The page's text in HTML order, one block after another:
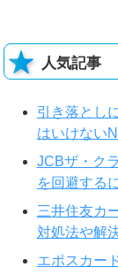
人気記事
引き落とし
はいけない
JCBザ・ク
を回避する
三井住友カ
対処法や解
エポスカー